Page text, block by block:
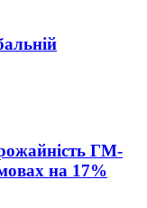
ГМ-
на 17%